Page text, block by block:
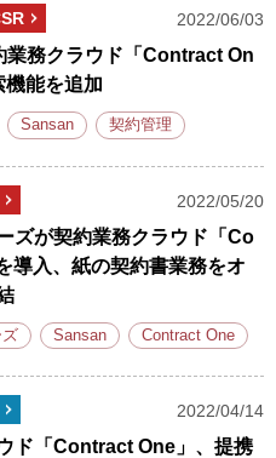
2022/06/03
業務クラウド「Contract On
能を追加
Sansan 契約管理
2022/05/20
ズが契約業務クラウド「Co
導入、紙の契約書業務をオ
ズ Sansan Contract One
2022/04/14
ド「Contract One」、提携